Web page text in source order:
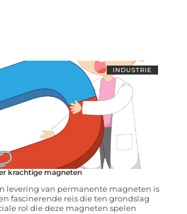
INDUSTRIE
krachtige magneten
levering van permanente magneten is
fascinerende reis die ten grondslag
rol die deze magneten spelen